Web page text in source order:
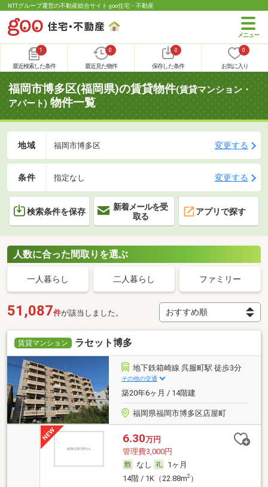
NTTグループ運営の不動産総合サイト goo住宅・不動産
1
最近検索した条件
0
最近見た物件
0
保存した条件
0
お気に入り
福岡市博多区(福岡県)の賃貸物件(賃貸マンション・
アパート) 物件一覧
地域 福岡市博多区 変更する
条件 指定なし 変更する
検索条件を保存
新着メールを受
取る
アプリで探す
人数に合った間取りを選ぶ
一人暮らし 二人暮らし ファミリー
51,087件が該当しました。
賃貸マンション ラセット博多
地下鉄箱崎線 呉服町駅 徒歩3分
その他の交通
築20年6ヶ月 / 14階建
福岡県福岡市博多区店屋町
6.30万円
管理費3,000円
なし
1ヶ月
14階 / 1K（22.88m2）